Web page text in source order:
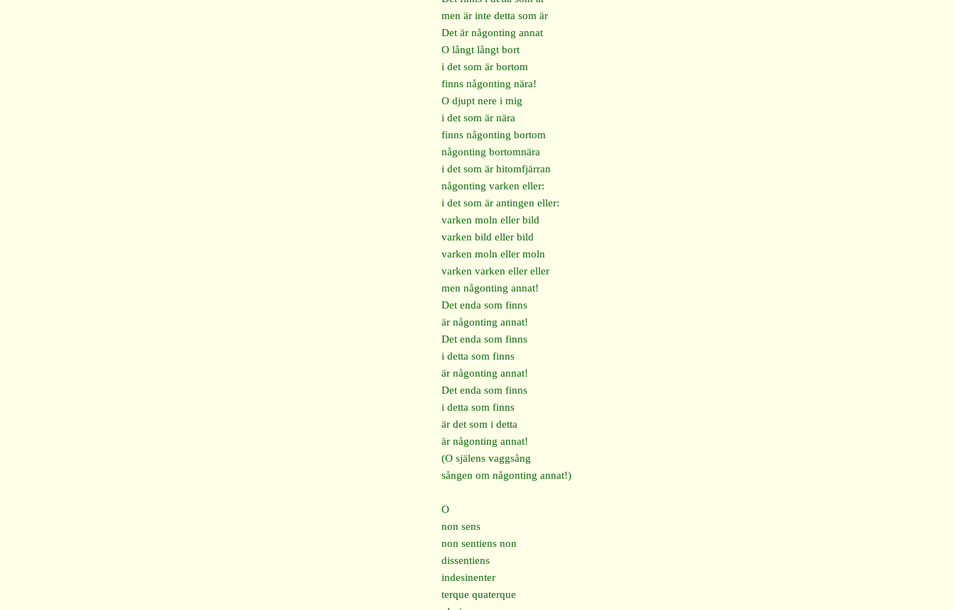
men är inte detta som är
Det är någonting annat
O långt långt bort
i det som är bortom
finns någonting nära!
O djupt nere i mig
i det som är nära
finns någonting bortom
någonting bortomnära
i det som är hitomfjärran
någonting varken eller:
i det som är antingen eller:
varken moln eller bild
varken bild eller bild
varken moln eller moln
varken varken eller eller
men någonting annat!
Det enda som finns
är någonting annat!
Det enda som finns
i detta som finns
är någonting annat!
Det enda som finns
i detta som finns
är det som i detta
är någonting annat!
(O själens vaggsång
sången om någonting annat!)
O
non sens
non sentiens non
dissentiens
indesinenter
terque quaterque